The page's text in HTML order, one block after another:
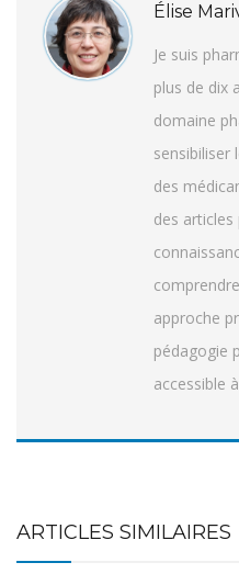
Élise
Je suis
plus de dix
domaine
sensibiliser
des
des
approche
pédagogie
accessible
ARTICLES SIMILAIRES